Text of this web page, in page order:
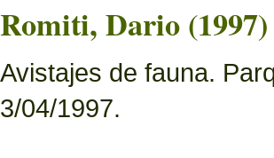
Romiti, Dario (1997)
Avistajes de fauna.
3/04/1997.